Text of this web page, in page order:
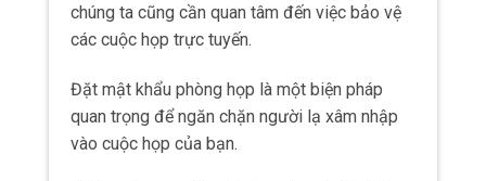
chúng ta cũng cần quan tâm đến việc bảo vệ
các cuộc họp trực tuyến.
Đặt mật khẩu phòng họp là một biện pháp
quan trọng để ngăn chặn người lạ xâm nhập
vào cuộc họp của bạn.